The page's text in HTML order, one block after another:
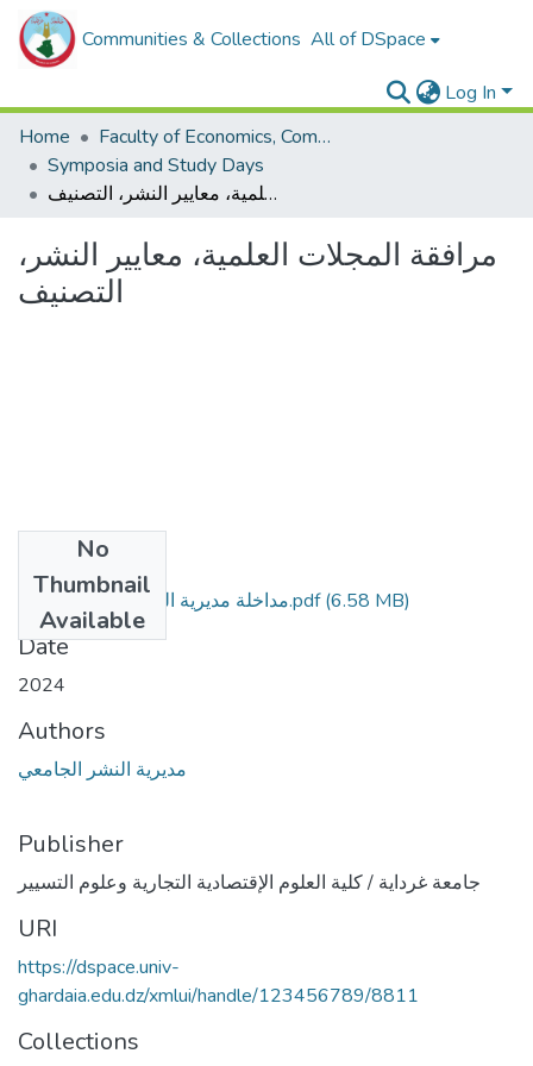
Communities & Collections All of DSpace
Log In
Home
Faculty of Economics, Commercial Sciences and Management Sciences
Symposia and Study Days
مرافقة المجلات العلمية، معايير النشر، التصنيف
مرافقة المجلات العلمية، معايير النشر،
التصنيف
No
Thumbnail
Available
مداخلة مديرية النشر لجامعة غرداية.pdf(6.58 MB)
Date
2024
Authors
مديرية النشر الجامعي
Publisher
جامعة غرداية / كلية العلوم الإقتصادية التجارية وعلوم التسيير
URI
https://dspace.univ-
ghardaia.edu.dz/xmlui/handle/123456789/8811
Collections